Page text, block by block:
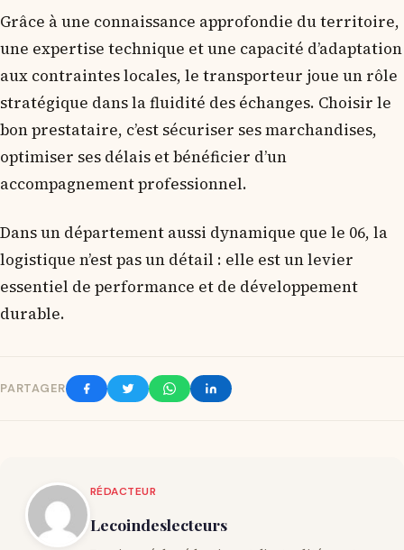
Grâce à une connaissance approfondie du territoire,
une expertise technique et une capacité d’adaptation
aux contraintes locales, le transporteur joue un rôle
stratégique dans la fluidité des échanges. Choisir le
bon prestataire, c’est sécuriser ses marchandises,
optimiser ses délais et bénéficier d’un
accompagnement professionnel.
Dans un département aussi dynamique que le 06, la
logistique n’est pas un détail : elle est un levier
essentiel de performance et de développement
durable.
PARTAGER
RÉDACTEUR
Lecoindeslecteurs